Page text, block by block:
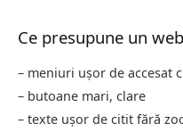
Ce presupune un
– meniuri ușor de accesat
– butoane mari, clare
– texte ușor de citit fără